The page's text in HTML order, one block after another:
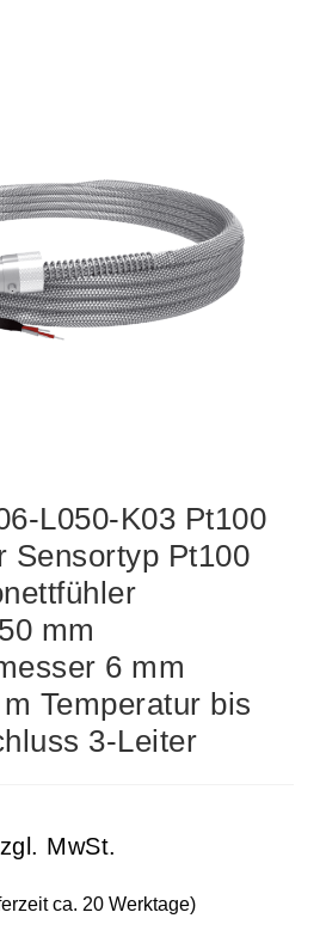
L050-K03 Pt100
Sensortyp Pt100
mm
6 mm
Temperatur bis
3-Leiter
MwSt.
ca. 20 Werktage)